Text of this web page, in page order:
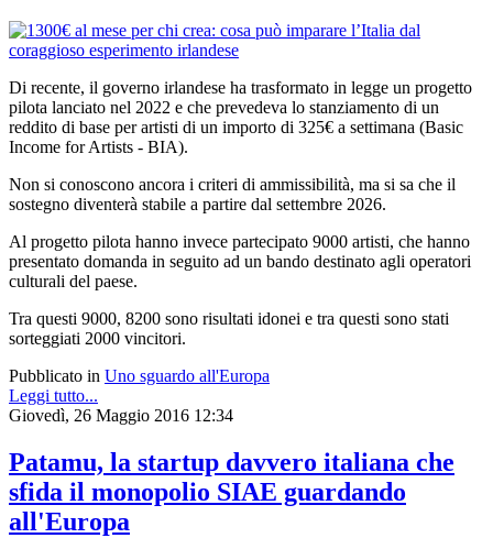
Di recente, il governo irlandese ha trasformato in legge un progetto
pilota lanciato nel 2022 e che prevedeva lo stanziamento di un
reddito di base per artisti di un importo di 325€ a settimana (Basic
Income for Artists - BIA).
Non si conoscono ancora i criteri di ammissibilità, ma si sa che il
sostegno diventerà stabile a partire dal settembre 2026.
Al progetto pilota hanno invece partecipato 9000 artisti, che hanno
presentato domanda in seguito ad un bando destinato agli operatori
culturali del paese.
Tra questi 9000, 8200 sono risultati idonei e tra questi sono stati
sorteggiati 2000 vincitori.
Pubblicato in Uno sguardo all'Europa
Leggi tutto...
Giovedì, 26 Maggio 2016 12:34
Patamu, la startup davvero italiana che
sfida il monopolio SIAE guardando
all'Europa